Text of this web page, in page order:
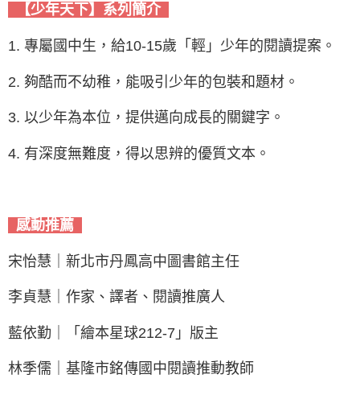
【少年天下】系列簡介
1. 專屬國中生，給10-15歲「輕」少年的閱讀提案。
2. 夠酷而不幼稚，能吸引少年的包裝和題材。
3. 以少年為本位，提供邁向成長的關鍵字。
4. 有深度無難度，得以思辨的優質文本。
感動推薦
宋怡慧｜新北市丹鳳高中圖書館主任
李貞慧｜作家、譯者、閱讀推廣人
藍依勤｜「繪本星球212-7」版主
林季儒｜基隆市銘傳國中閱讀推動教師